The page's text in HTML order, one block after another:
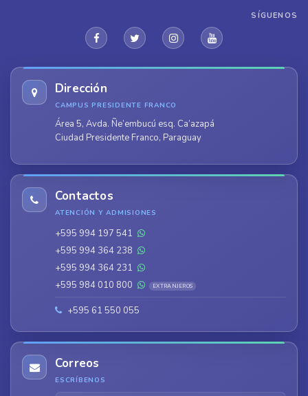
SÍGUENOS
Dirección
CAMPUS PRESIDENTE FRANCO
Área 5, Avda. Ñe’embucú esq. Ca’azapá
Ciudad Presidente Franco, Paraguay
Contactos
ATENCIÓN Y ADMISIONES
+595 994 197 541
+595 994 364 238
+595 994 364 231
+595 984 010 800
EXTRANJEROS
+595 61 550 055
Correos
ESCRÍBENOS